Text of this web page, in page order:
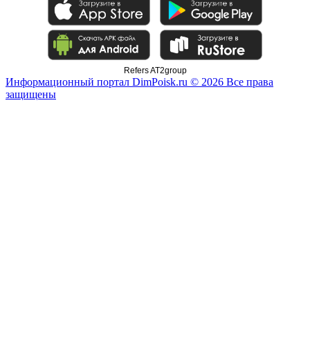
Refers AT2group
Информационный портал DimPoisk.ru © 2026 Все права
защищены